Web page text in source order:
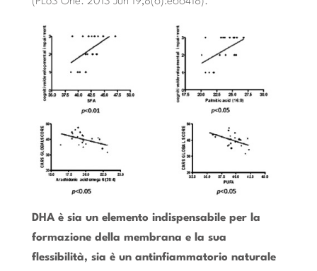
DHA è sia un elemento indispensabile per la
formazione della membrana e la sua
flessibilità, sia è un antinfiammatorio naturale